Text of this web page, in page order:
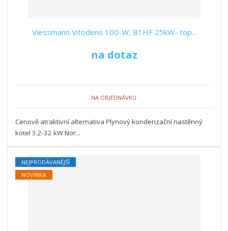
Viessmann Vitodens 100-W, B1HF 25kW- top...
na dotaz
NA OBJEDNÁVKU
Cenově atraktivní alternativa Plynový kondenzační nastěnný
kotel 3,2-32 kW Nor...
NEJPRODÁVANĚJŠÍ
NOVINKA